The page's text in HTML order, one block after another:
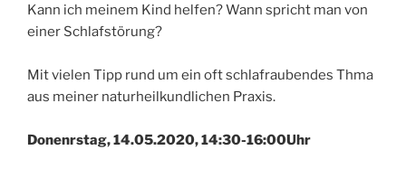
Kann ich meinem Kind helfen? Wann spricht man von
einer Schlafstörung?
Mit vielen Tipp rund um ein oft schlafraubendes Thma
aus meiner naturheilkundlichen Praxis.
Donenrstag, 14.05.2020, 14:30-16:00Uhr